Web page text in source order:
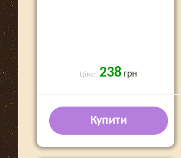
Ціна: 238 грн
Купити